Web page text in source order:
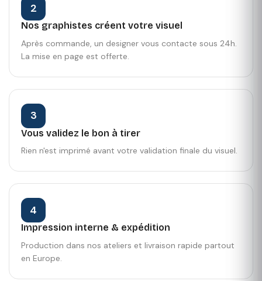
2
Nos graphistes créent votre visuel
Après commande, un designer vous contacte sous 24h.
La mise en page est offerte.
3
Vous validez le bon à tirer
Rien n'est imprimé avant votre validation finale du visuel.
4
Impression interne & expédition
Production dans nos ateliers et livraison rapide partout
en Europe.